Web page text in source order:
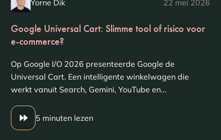
Yorne Dik 22 mei 2026
Google Universal Cart: Slimme tool of risico voor
e-commerce?
Op Google I/O 2026 presenteerde Google de
Universal Cart. Een intelligente winkelwagen die
werkt vanuit Search, Gemini, YouTube en…
5 minuten lezen